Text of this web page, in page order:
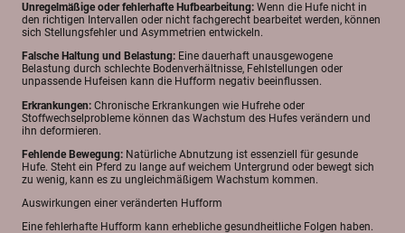
Unregelmäßige oder fehlerhafte Hufbearbeitung: Wenn die Hufe nicht in
den richtigen Intervallen oder nicht fachgerecht bearbeitet werden, können
sich Stellungsfehler und Asymmetrien entwickeln.
Falsche Haltung und Belastung: Eine dauerhaft unausgewogene
Belastung durch schlechte Bodenverhältnisse, Fehlstellungen oder
unpassende Hufeisen kann die Hufform negativ beeinflussen.
Erkrankungen: Chronische Erkrankungen wie Hufrehe oder
Stoffwechselprobleme können das Wachstum des Hufes verändern und
ihn deformieren.
Fehlende Bewegung: Natürliche Abnutzung ist essenziell für gesunde
Hufe. Steht ein Pferd zu lange auf weichem Untergrund oder bewegt sich
zu wenig, kann es zu ungleichmäßigem Wachstum kommen.
Auswirkungen einer veränderten Hufform
Eine fehlerhafte Hufform kann erhebliche gesundheitliche Folgen haben.